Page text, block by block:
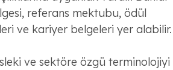
referans mektubu, ödül
ve kariyer belgeleri yer alabilir.
ve sektöre özgü terminolojiyi